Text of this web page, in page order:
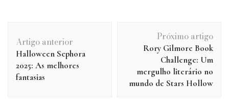
de
post
Artigo anterior
Halloween Sephora
2025: As melhores
fantasias
Próximo artigo
Rory Gilmore Book
Challenge: Um
mergulho literário no
mundo de Stars Hollow